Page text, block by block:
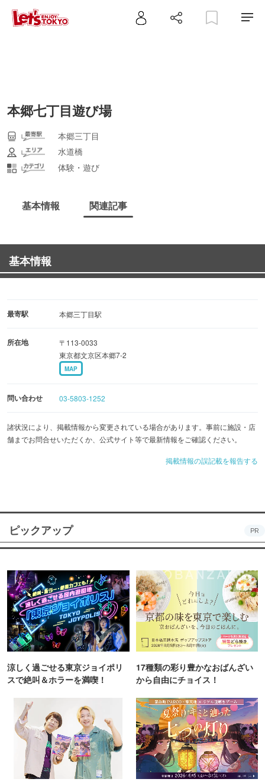
本郷七丁目遊び場
本郷三丁目
水道橋
体験・遊び
基本情報 関連記事
基本情報
最寄駅 本郷三丁目駅
所在地
〒113-0033
東京都文京区本郷7-2
MAP
問い合わせ 03-5803-1252
諸状況により、掲載情報から変更されている場合があります。事前に施設・店
舗までお問合せいただくか、公式サイト等で最新情報をご確認ください。
掲載情報の誤記載を報告する
ピックアップ PR
涼しく過ごせる東京ジョイポリ
スで絶叫＆ホラーを満喫！
17種類の彩り豊かなおばんざい
から自由にチョイス！